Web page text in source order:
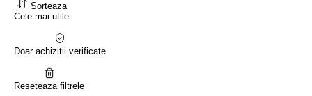
Sorteaza
Cele mai utile
Doar achizitii verificate
Reseteaza filtrele